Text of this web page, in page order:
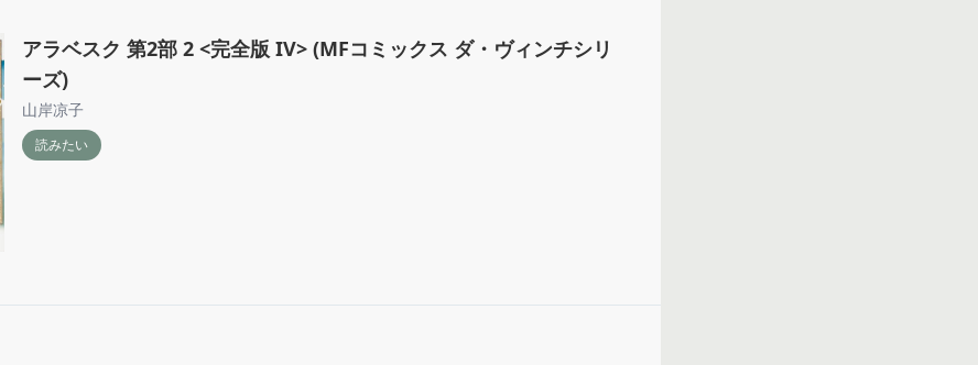
アラベスク 第2部 2 <完全版 IV> (MFコミックス ダ・ヴィンチシリ
ーズ)
山岸凉子
読みたい